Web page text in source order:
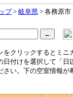
プ> 岐阜県 > 各務原市
クリックするとミニ
日付けを選択して「日
さい。下の空室情報が